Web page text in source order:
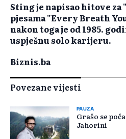
Sting je napisao hitove za
pjesama "Every Breath
nakon toga je od 1985.
uspješnu solo karijeru.
Biznis.ba
Povezane vijesti
PAUZA
Grašo se
Jahorini